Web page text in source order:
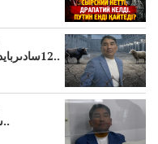
12سادىربايدىتاعىسى كەلە12نجىلعاۇقا مەس..
سوتتولەنگەناپتار ايىبە؟ۋ تسوتتاعىا..